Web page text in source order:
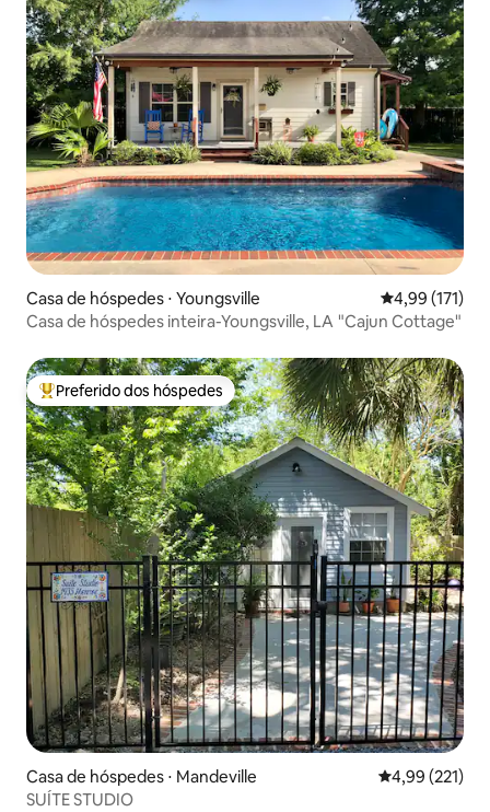
Casa de hóspedes ⋅ Youngsville 4,99 de uma
4,99 (171)
Casa de hóspedes inteira-Youngsville, LA "Cajun Cottage"
Entre os melhores preferidos dos hóspedes
Preferido dos hóspedes
Casa de hóspedes ⋅ Mandeville 4,99 de uma
4,99 (221)
SUÍTE STUDIO